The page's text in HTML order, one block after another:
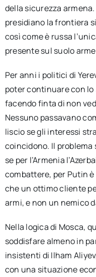
della sicurezza
presidiano la frontiera
così come è russa
presente sul suolo
Per anni i politici di
poter continuare con lo
facendo finta di non
Nessuno passavano
liscio se gli interessi
coincidono. Il problema
se per l’Armenia
combattere, per Putin
che un ottimo cliente
armi, e non un nemico
Nella logica di Mosca,
soddisfare almeno in
insistenti di Ilham
con una situazione